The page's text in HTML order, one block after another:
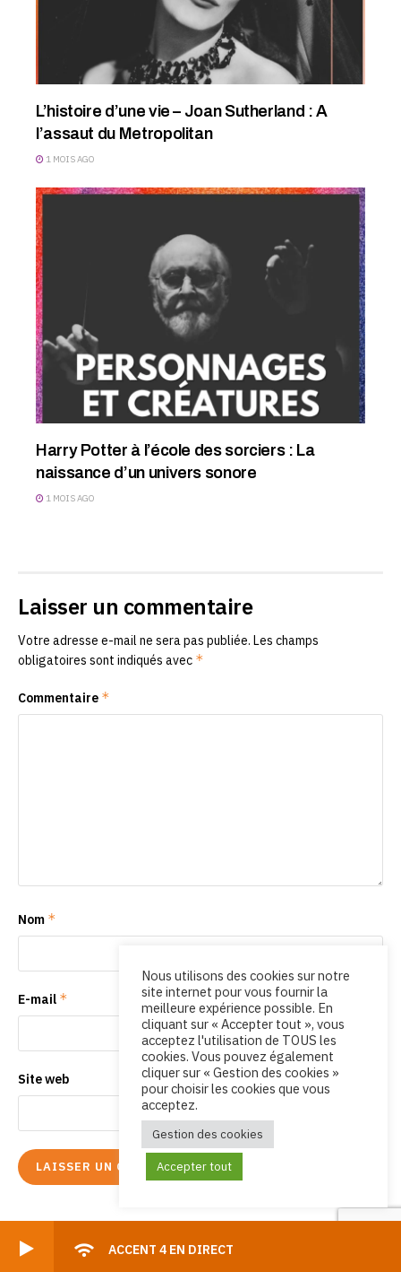
L’histoire d’une vie – Joan Sutherland : A
l’assaut du Metropolitan
1 MOIS AGO
Harry Potter à l’école des sorciers : La
naissance d’un univers sonore
1 MOIS AGO
Laisser un commentaire
Votre adresse e-mail ne sera pas publiée. Les champs
obligatoires sont indiqués avec *
Commentaire *
Nom *
E-mail *
Site web
ACCENT 4 EN DIRECT
Nous utilisons des cookies sur notre
site internet pour vous fournir la
meilleure expérience possible. En
cliquant sur « Accepter tout », vous
acceptez l'utilisation de TOUS les
cookies. Vous pouvez également
cliquer sur « Gestion des cookies »
pour choisir les cookies que vous
acceptez.
Gestion des cookies
Accepter tout